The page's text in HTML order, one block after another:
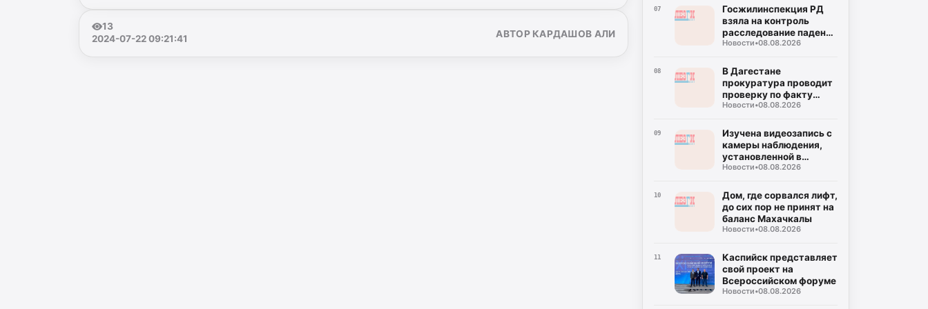
13
2024-07-22 09:21:41
АВТОР КАРДАШОВ АЛИ
07
Госжилинспекция РД
взяла на контроль
расследование падения
лифта в Махачкале
Новости•08.08.2026
08
В Дагестане
прокуратура проводит
проверку по факту
падения лифта
Новости•08.08.2026
09
Изучена видеозапись с
камеры наблюдения,
установленной в
сорвавшем лифте
Новости•08.08.2026
10
Дом, где сорвался лифт,
до сих пор не принят на
баланс Махачкалы
Новости•08.08.2026
11
Каспийск представляет
свой проект на
Всероссийском форуме
Новости•08.08.2026